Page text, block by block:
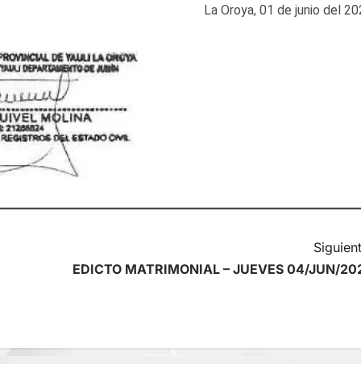
La Oroya, 01 de junio del
EDICTO MATRIMONIAL – JUEVES 04/JUN/